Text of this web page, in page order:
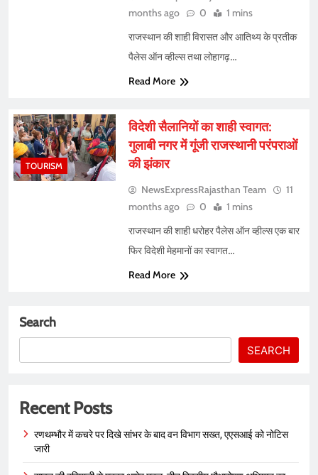
months ago
0 1 mins
राजस्थान की शाही विरासत और आतिथ्य के प्रतीक
पैलेस ऑन व्हील्स तथा लोहागढ़…
Read More
TOURISM
विदेशी सैलानियों का शाही स्वागत:
गुलाबी नगर में गूंजी राजस्थानी परंपराओं
की झंकार
NewsExpressRajasthan Team
11
months ago
0 1 mins
राजस्थान की शाही धरोहर पैलेस ऑन व्हील्स एक बार
फिर विदेशी मेहमानों का स्वागत…
Read More
Search
SEARCH
Recent Posts
रणथम्भौर में कचरे पर दिखे सांभर के बाद वन विभाग सख्त, एएसआई को नोटिस
जारी